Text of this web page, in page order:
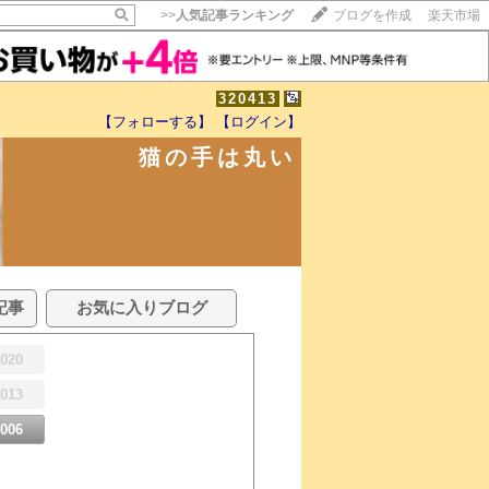
>>人気記事ランキング ブログを作成 楽天市場
320413
【フォローする】 【ログイン】
猫の手は丸い
事 お気に入りブログ